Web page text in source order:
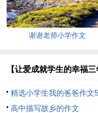
谢谢老师小学作文
【让爱成就学生的幸福
精选小学生我的爸爸作文
字3篇
高中描写故乡的作文